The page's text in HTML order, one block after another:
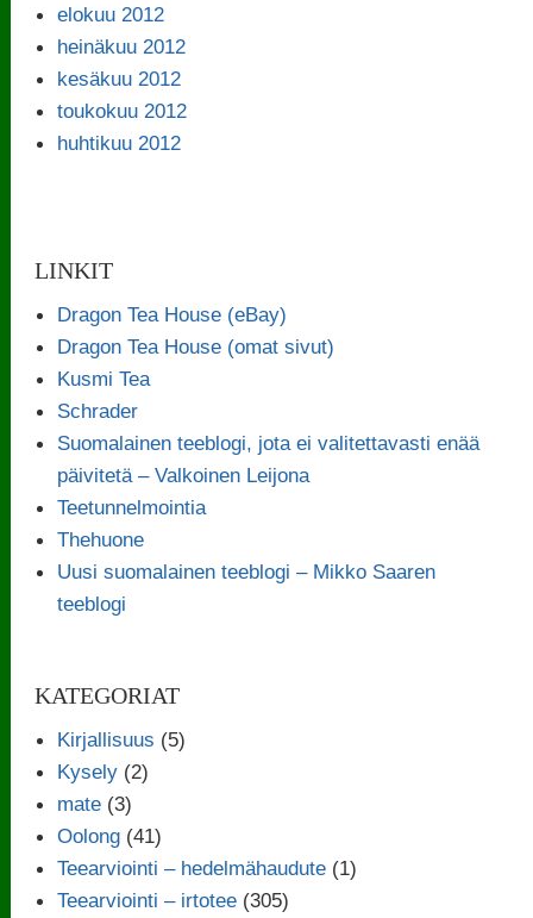
elokuu 2012
heinäkuu 2012
kesäkuu 2012
toukokuu 2012
huhtikuu 2012
LINKIT
Dragon Tea House (eBay)
Dragon Tea House (omat sivut)
Kusmi Tea
Schrader
Suomalainen teeblogi, jota ei valitettavasti enää
päivitetä – Valkoinen Leijona
Teetunnelmointia
Thehuone
Uusi suomalainen teeblogi – Mikko Saaren
teeblogi
KATEGORIAT
Kirjallisuus (5)
Kysely (2)
mate (3)
Oolong (41)
Teearviointi – hedelmähaudute (1)
Teearviointi – irtotee (305)